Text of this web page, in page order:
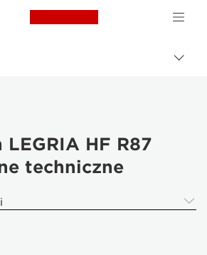
Canon Logo, back
LEGRIA HF R87
techniczne